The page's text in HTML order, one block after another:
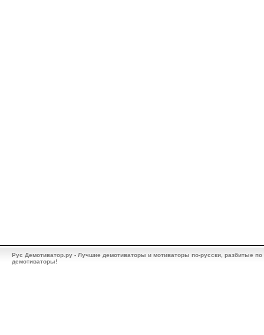
Рус Демотиватор.ру - Лучшие демотиваторы и мотиваторы по-русски, разбитые
демотиваторы!